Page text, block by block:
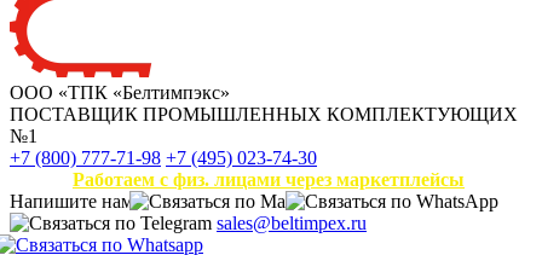
ООО «ТПК «Белтимпэкс»
ПОСТАВЩИК ПРОМЫШЛЕННЫХ КОМПЛЕКТУЮЩИХ
№1
+7 (800) 777-71-98 +7 (495) 023-74-30
Работаем с физ. лицами через маркетплейсы
Напишите нам
sales@beltimpex.ru